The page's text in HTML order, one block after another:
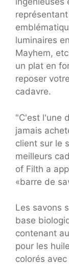
luminaires
Mayhem,
un plat en
reposer
cadavre.
"C'est l'une
jamais
client sur le
meilleurs
of Filth a
«barre de
Les savons
base
contenant
pour les
colorés